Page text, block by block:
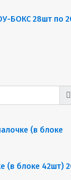
БОКС 28шт по
(в блоке 42шт)